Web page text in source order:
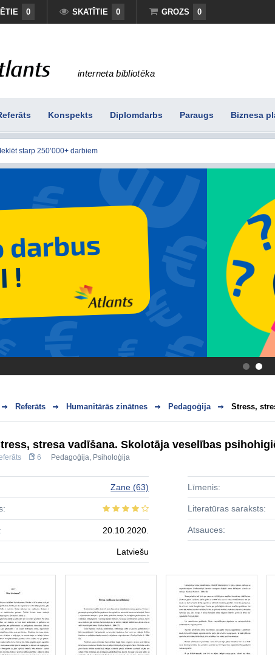
0 SKATĪTIE 0 GROZS 0
interneta bibliotēka
Konspekts Diplomdarbs Paraugs Biznesa
.
Referāts Humanitārās zinātnes Pedagoģija Stress,
stresa vadīšana. Skolotāja veselības
6 Pedagoģija, Psiholoģija
Zane (63)
20.10.2020.
Latviešu
Līmenis:
Literatūras saraksts:
Atsauces: